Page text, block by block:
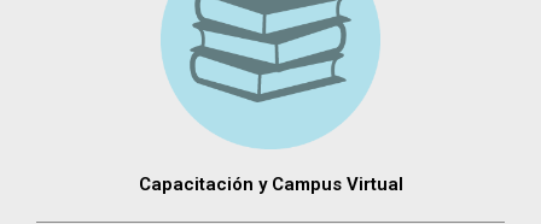
Capacitación y Campus Virtual